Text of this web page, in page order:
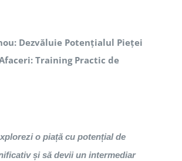
Dezvăluie Potențialul Pieței
Training Practic de
o piață cu potențial de
și să devii un intermediar